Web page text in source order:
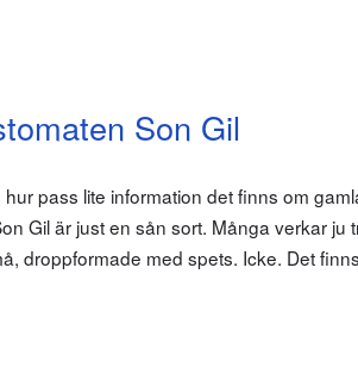
Son Gil
pass lite information det finns om
Gil är just en sån sort. Många verkar ju
droppformade med spets. Icke. Det